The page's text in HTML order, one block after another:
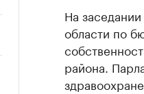
На
области по
района.